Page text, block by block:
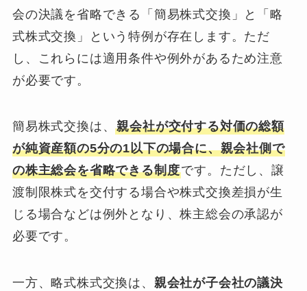
会の決議を省略できる「簡易株式交換」と「略
式株式交換」という特例が存在します。ただ
し、これらには適用条件や例外があるため注意
が必要です。
簡易株式交換は、親会社が交付する対価の総額
が純資産額の5分の1以下の場合に、親会社側で
の株主総会を省略できる制度です。ただし、譲
渡制限株式を交付する場合や株式交換差損が生
じる場合などは例外となり、株主総会の承認が
必要です。
一方、略式株式交換は、 親会社が子会社の議決